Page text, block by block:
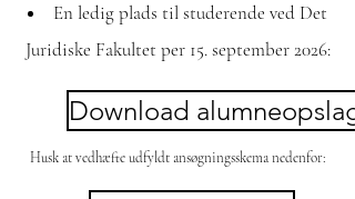
En ledig plads til studerende ved Det
Juridiske Fakultet per 15. september 2026:
Download alumneopslag
Husk at vedhæfte udfyldt ansøgningsskema nedenfor: